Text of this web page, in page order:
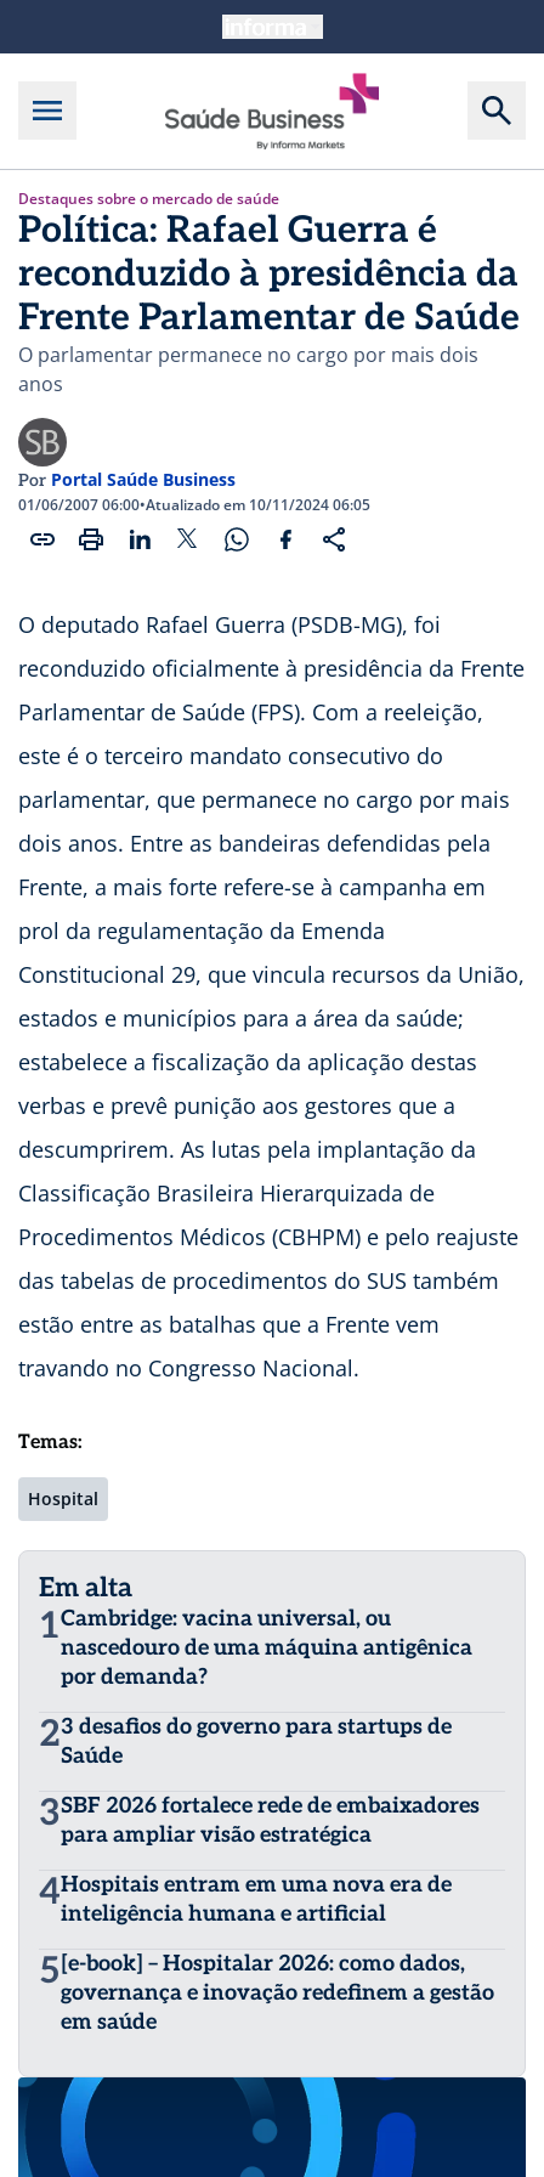
Destaques sobre o mercado de saúde
Política: Rafael Guerra é
reconduzido à presidência da
Frente Parlamentar de Saúde
O parlamentar permanece no cargo por mais dois
anos
Por Portal Saúde Business
01/06/2007 06:00•Atualizado em 10/11/2024 06:05
O deputado Rafael Guerra (PSDB-MG), foi
reconduzido oficialmente à presidência da Frente
Parlamentar de Saúde (FPS). Com a reeleição,
este é o terceiro mandato consecutivo do
parlamentar, que permanece no cargo por mais
dois anos. Entre as bandeiras defendidas pela
Frente, a mais forte refere-se à campanha em
prol da regulamentação da Emenda
Constitucional 29, que vincula recursos da União,
estados e municípios para a área da saúde;
estabelece a fiscalização da aplicação destas
verbas e prevê punição aos gestores que a
descumprirem. As lutas pela implantação da
Classificação Brasileira Hierarquizada de
Procedimentos Médicos (CBHPM) e pelo reajuste
das tabelas de procedimentos do SUS também
estão entre as batalhas que a Frente vem
travando no Congresso Nacional.
Temas:
Hospital
Em alta
1Cambridge: vacina universal, ou
nascedouro de uma máquina antigênica
por demanda?
23 desafios do governo para startups de
Saúde
3SBF 2026 fortalece rede de embaixadores
para ampliar visão estratégica
4Hospitais entram em uma nova era de
inteligência humana e artificial
5 [e-book] – Hospitalar 2026: como dados,
governança e inovação redefinem a gestão
em saúde